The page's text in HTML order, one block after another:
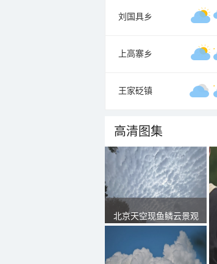
刘国具乡
上高寨乡
王家砭镇
高清图集
北京天空现鱼鳞云景观